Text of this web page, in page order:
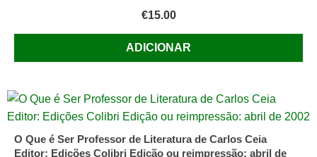
€15.00
ADICIONAR
O Que é Ser Professor de Literatura de Carlos Ceia
Editor: Edições Colibri Edição ou reimpressão: abril de